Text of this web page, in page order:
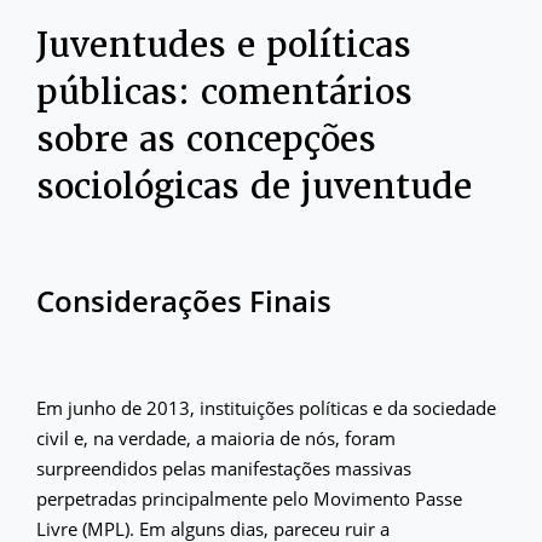
Juventudes e políticas
públicas: comentários
sobre as concepções
sociológicas de juventude
Considerações Finais
Em junho de 2013, instituições políticas e da sociedade
civil e, na verdade, a maioria de nós, foram
surpreendidos pelas manifestações massivas
perpetradas principalmente pelo Movimento Passe
Livre (MPL). Em alguns dias, pareceu ruir a